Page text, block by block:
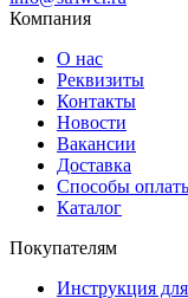
Компания
О нас
Реквизиты
Контакты
Новости
Вакансии
Доставка
Способы
Каталог
Покупателям
Инструкция